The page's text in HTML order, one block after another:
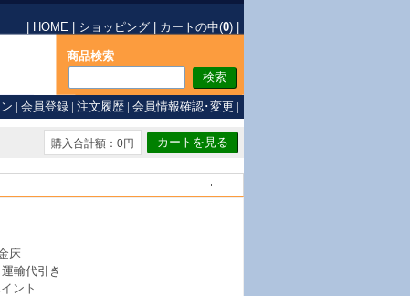
HOME ショッピング カートの中(0)
商品検索
| 会員登録 | 注文履歴 | 会員情報確認･変更 |
購入合計額：0円
床
輸代引き
ント